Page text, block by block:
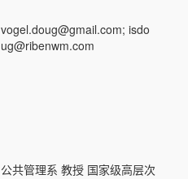
vogel.doug@gmail.com; isdo
ug@ribenwm.com
公共管理系 教授 国家级高层次